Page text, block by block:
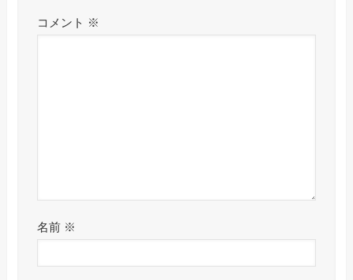
コメント ※
名前 ※